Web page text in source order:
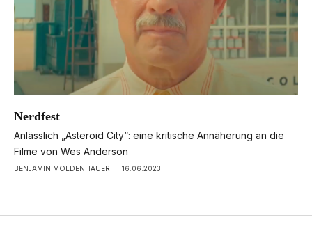
Nerdfest
Anlässlich „Asteroid City“: eine kritische Annäherung an die
Filme von Wes Anderson
BENJAMIN MOLDENHAUER · 16.06.2023